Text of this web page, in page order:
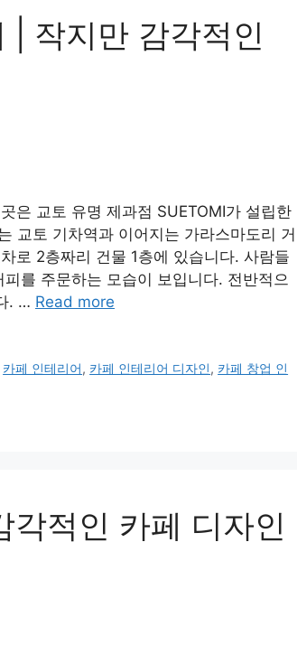
| 작지만 감각적인
은 교토 유명 제과점 SUETOMI가 설립한
교토 기차역과 이어지는 가라스마도리 거
로 2층짜리 건물 1층에 있습니다. 사람들
를 주문하는 모습이 보입니다. 전반적으
. … Read more
카페 인테리어, 카페 인테리어 디자인, 카페 창업 인
적인 카페 디자인